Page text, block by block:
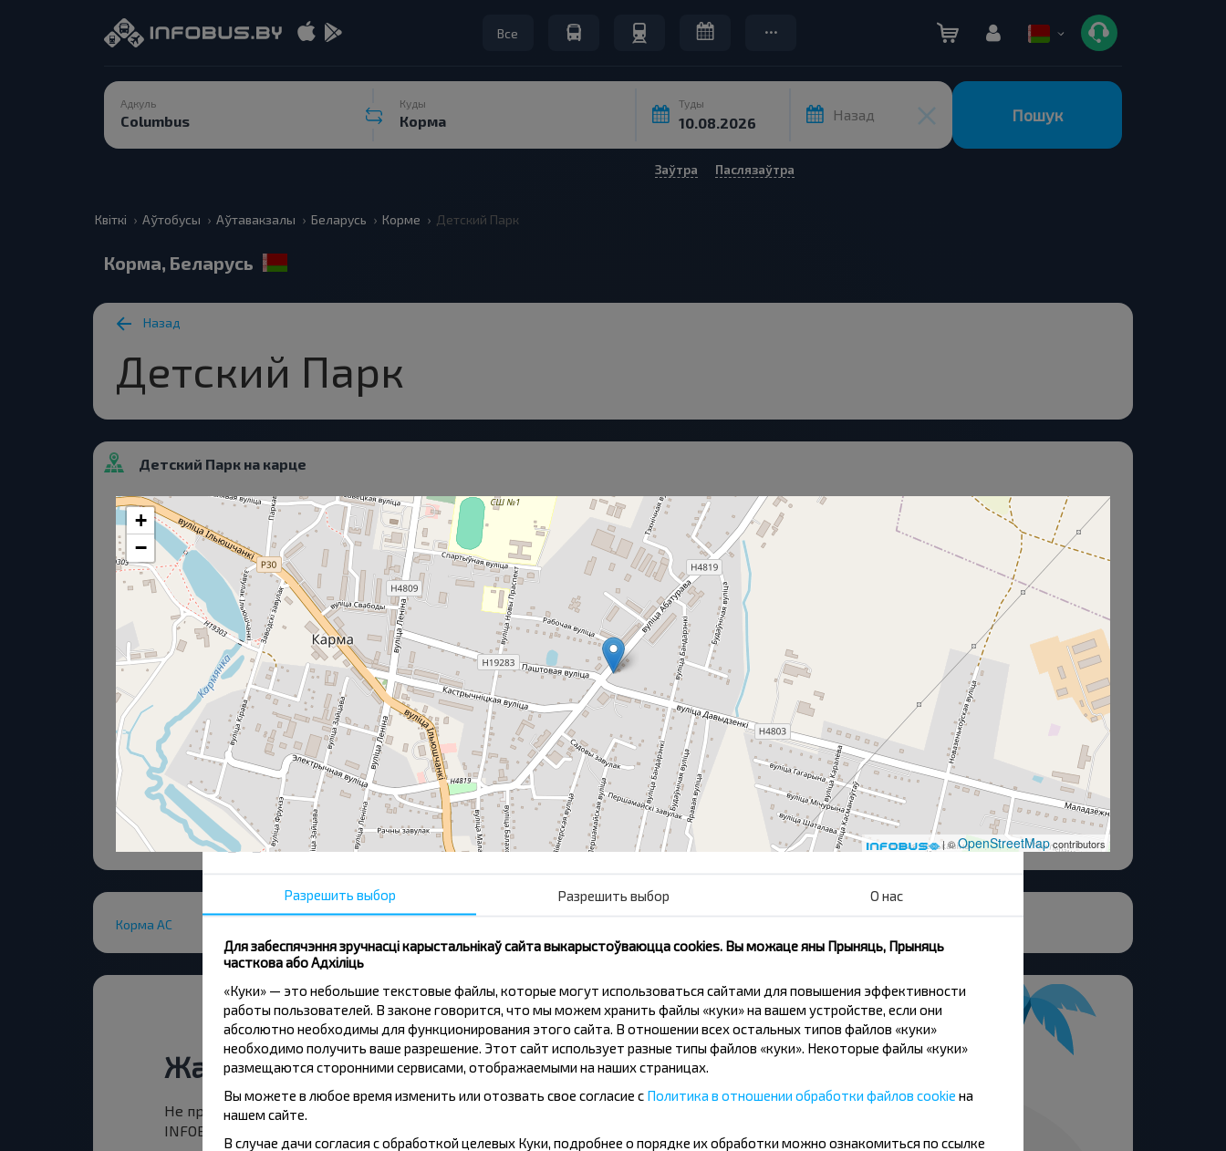
Все
Адкуль Куды Туды
Назад Пошук
Заўтра Паслязаўтра
Квіткі Аўтобусы Аўтавакзалы Беларусь Корме Детский Парк
Корма, Беларусь
Назад
Детский Парк
Детский Парк на карце
+
−
| ©OpenStreetMapcontributors
Корма АС
Жадаеце падарожнічаць танней?
Не прапусці спецыяльныя акцыі, зніжкі і іншыя цікавыя прапановы
INFOBUS. Падпішыся на атрыманне навін і падарожнічай з намі танней!
Разрешить выбор Разрешить выбор О нас
Для забеспячэння зручнасці карыстальнікаў сайта выкарыстоўваюцца cookies. Вы можаце яны Прыняць, Прыняць
часткова або Адхіліць
«Куки» — это небольшие текстовые файлы, которые могут использоваться сайтами для повышения эффективности
работы пользователей. В законе говорится, что мы можем хранить файлы «куки» на вашем устройстве, если они
абсолютно необходимы для функционирования этого сайта. В отношении всех остальных типов файлов «куки»
необходимо получить ваше разрешение. Этот сайт использует разные типы файлов «куки». Некоторые файлы «куки»
размещаются сторонними сервисами, отображаемыми на наших страницах.
Вы можете в любое время изменить или отозвать свое согласие с Политика в отношении обработки файлов cookie на
нашем сайте.
В случае дачи согласия с обработкой целевых Куки, подробнее о порядке их обработки можно ознакомиться по ссылке